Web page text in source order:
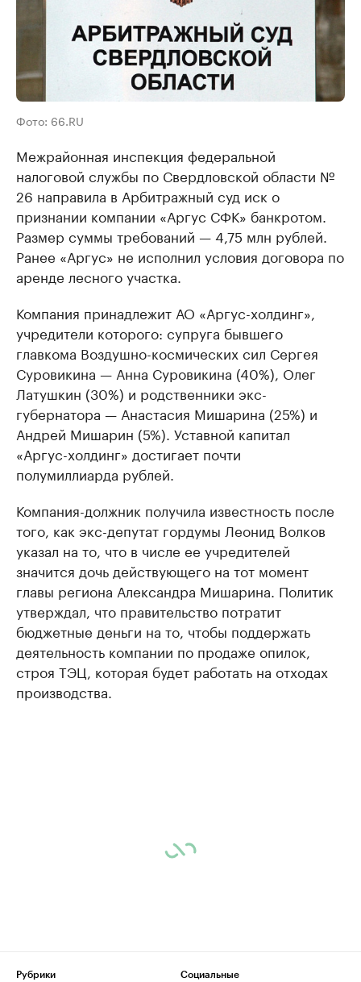
Фото: 66.RU
Межрайонная инспекция федеральной
налоговой службы по Свердловской области №
26 направила в Арбитражный суд иск о
признании компании «Аргус СФК» банкротом.
Размер суммы требований — 4,75 млн рублей.
Ранее «Аргус» не исполнил условия договора по
аренде лесного участка.
Компания принадлежит АО «Аргус-холдинг»,
учредители которого: супруга бывшего
главкома Воздушно-космических сил Сергея
Суровикина — Анна Суровикина (40%), Олег
Латушкин (30%) и родственники экс-
губернатора — Анастасия Мишарина (25%) и
Андрей Мишарин (5%). Уставной капитал
«Аргус-холдинг» достигает почти
полумиллиарда рублей.
Компания-должник получила известность после
того, как экс-депутат гордумы Леонид Волков
указал на то, что в числе ее учредителей
значится дочь действующего на тот момент
главы региона Александра Мишарина. Политик
утверждал, что правительство потратит
бюджетные деньги на то, чтобы поддержать
деятельность компании по продаже опилок,
строя ТЭЦ, которая будет работать на отходах
производства.
Рубрики
Социальные